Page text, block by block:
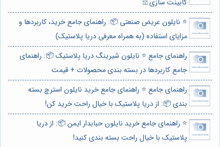
کابینت سازی 🗄️
⭐️ نایلون عریض صنعتی 📦: راهنمای جامع خرید، کاربردها و
مزایای استفاده (به همراه معرفی دریا پلاستیک)
راهنمای جامع ⭐️ نایلون شیرینگ دریا پلاستیک 📦: راهنمای
جامع کاربردها در بسته بندی محصولات + قیمت
راهنمای جامع ⭐️ راهنمای جامع خرید نایلون استرچ بسته
بندی 📦: از دریا پلاستیک با خیال راحت خرید کن!
⭐️ راهنمای جامع خرید نایلون حبابدار ایمن 📦: از دریا
پلاستیک با خیال راحت بسته بندی کنید!